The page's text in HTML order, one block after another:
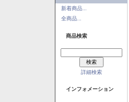
新着商品...
全商品...
商品検索
詳細検索
インフォメーション